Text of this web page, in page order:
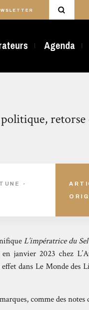
Agenda
-
L’impératrice du
janvier 2023 chez
dans Le Monde des
comme des notes